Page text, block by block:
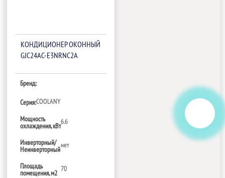
КОНДИЦИОНЕР ОКОННЫЙ
GJC24AC-E3NRNC2A
Бренд:
Серия:COOLANY
Мощность
охлаждения, кВт
6.6
Инверторный/
Неинверторный
нет
Площадь
помещения, м2
70